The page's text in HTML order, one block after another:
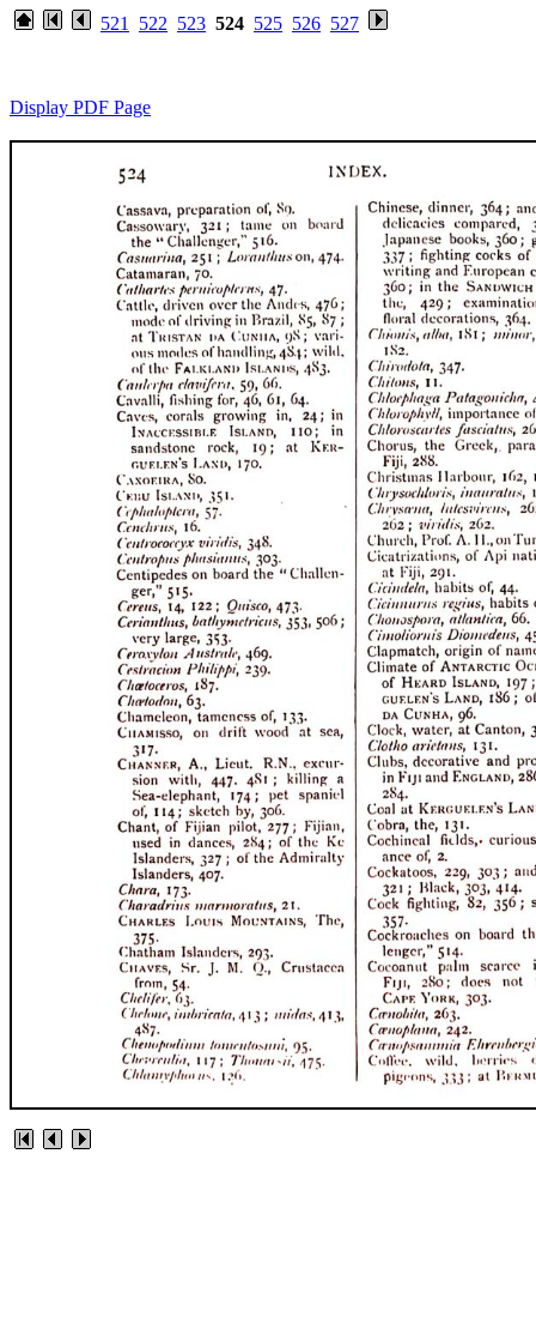
521 522 523 524 525 526 527
Display PDF Page